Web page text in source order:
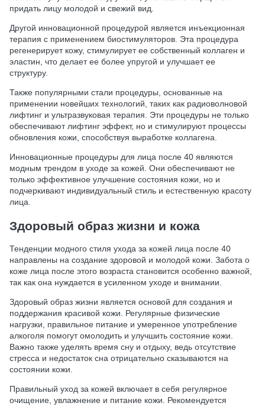
придать лицу молодой и свежий вид.
Другой инновационной процедурой является инъекционная
терапия с применением биостимуляторов. Эта процедура
регенерирует кожу, стимулирует ее собственный коллаген и
эластин, что делает ее более упругой и улучшает ее
структуру.
Также популярными стали процедуры, основанные на
применении новейших технологий, таких как радиоволновой
лифтинг и ультразвуковая терапия. Эти процедуры не только
обеспечивают лифтинг эффект, но и стимулируют процессы
обновления кожи, способствуя выработке коллагена.
Инновационные процедуры для лица после 40 являются
модным трендом в уходе за кожей. Они обеспечивают не
только эффективное улучшение состояния кожи, но и
подчеркивают индивидуальный стиль и естественную красоту
лица.
Здоровый образ жизни и кожа
Тенденции модного стиля ухода за кожей лица после 40
направлены на создание здоровой и молодой кожи. Забота о
коже лица после этого возраста становится особенно важной,
так как она нуждается в усиленном уходе и внимании.
Здоровый образ жизни является основой для создания и
поддержания красивой кожи. Регулярные физические
нагрузки, правильное питание и умеренное употребление
алкоголя помогут омолодить и улучшить состояние кожи.
Важно также уделять время сну и отдыху, ведь отсутствие
стресса и недостаток сна отрицательно сказываются на
состоянии кожи.
Правильный уход за кожей включает в себя регулярное
очищение, увлажнение и питание кожи. Рекомендуется